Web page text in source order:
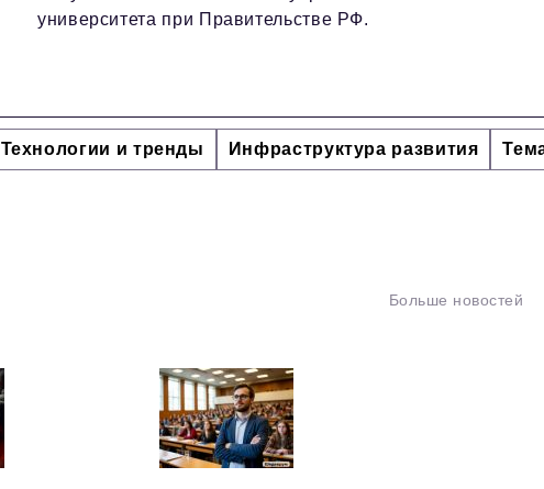
университета при Правительстве РФ.
Технологии и тренды Инфраструктура развития
Больше новостей